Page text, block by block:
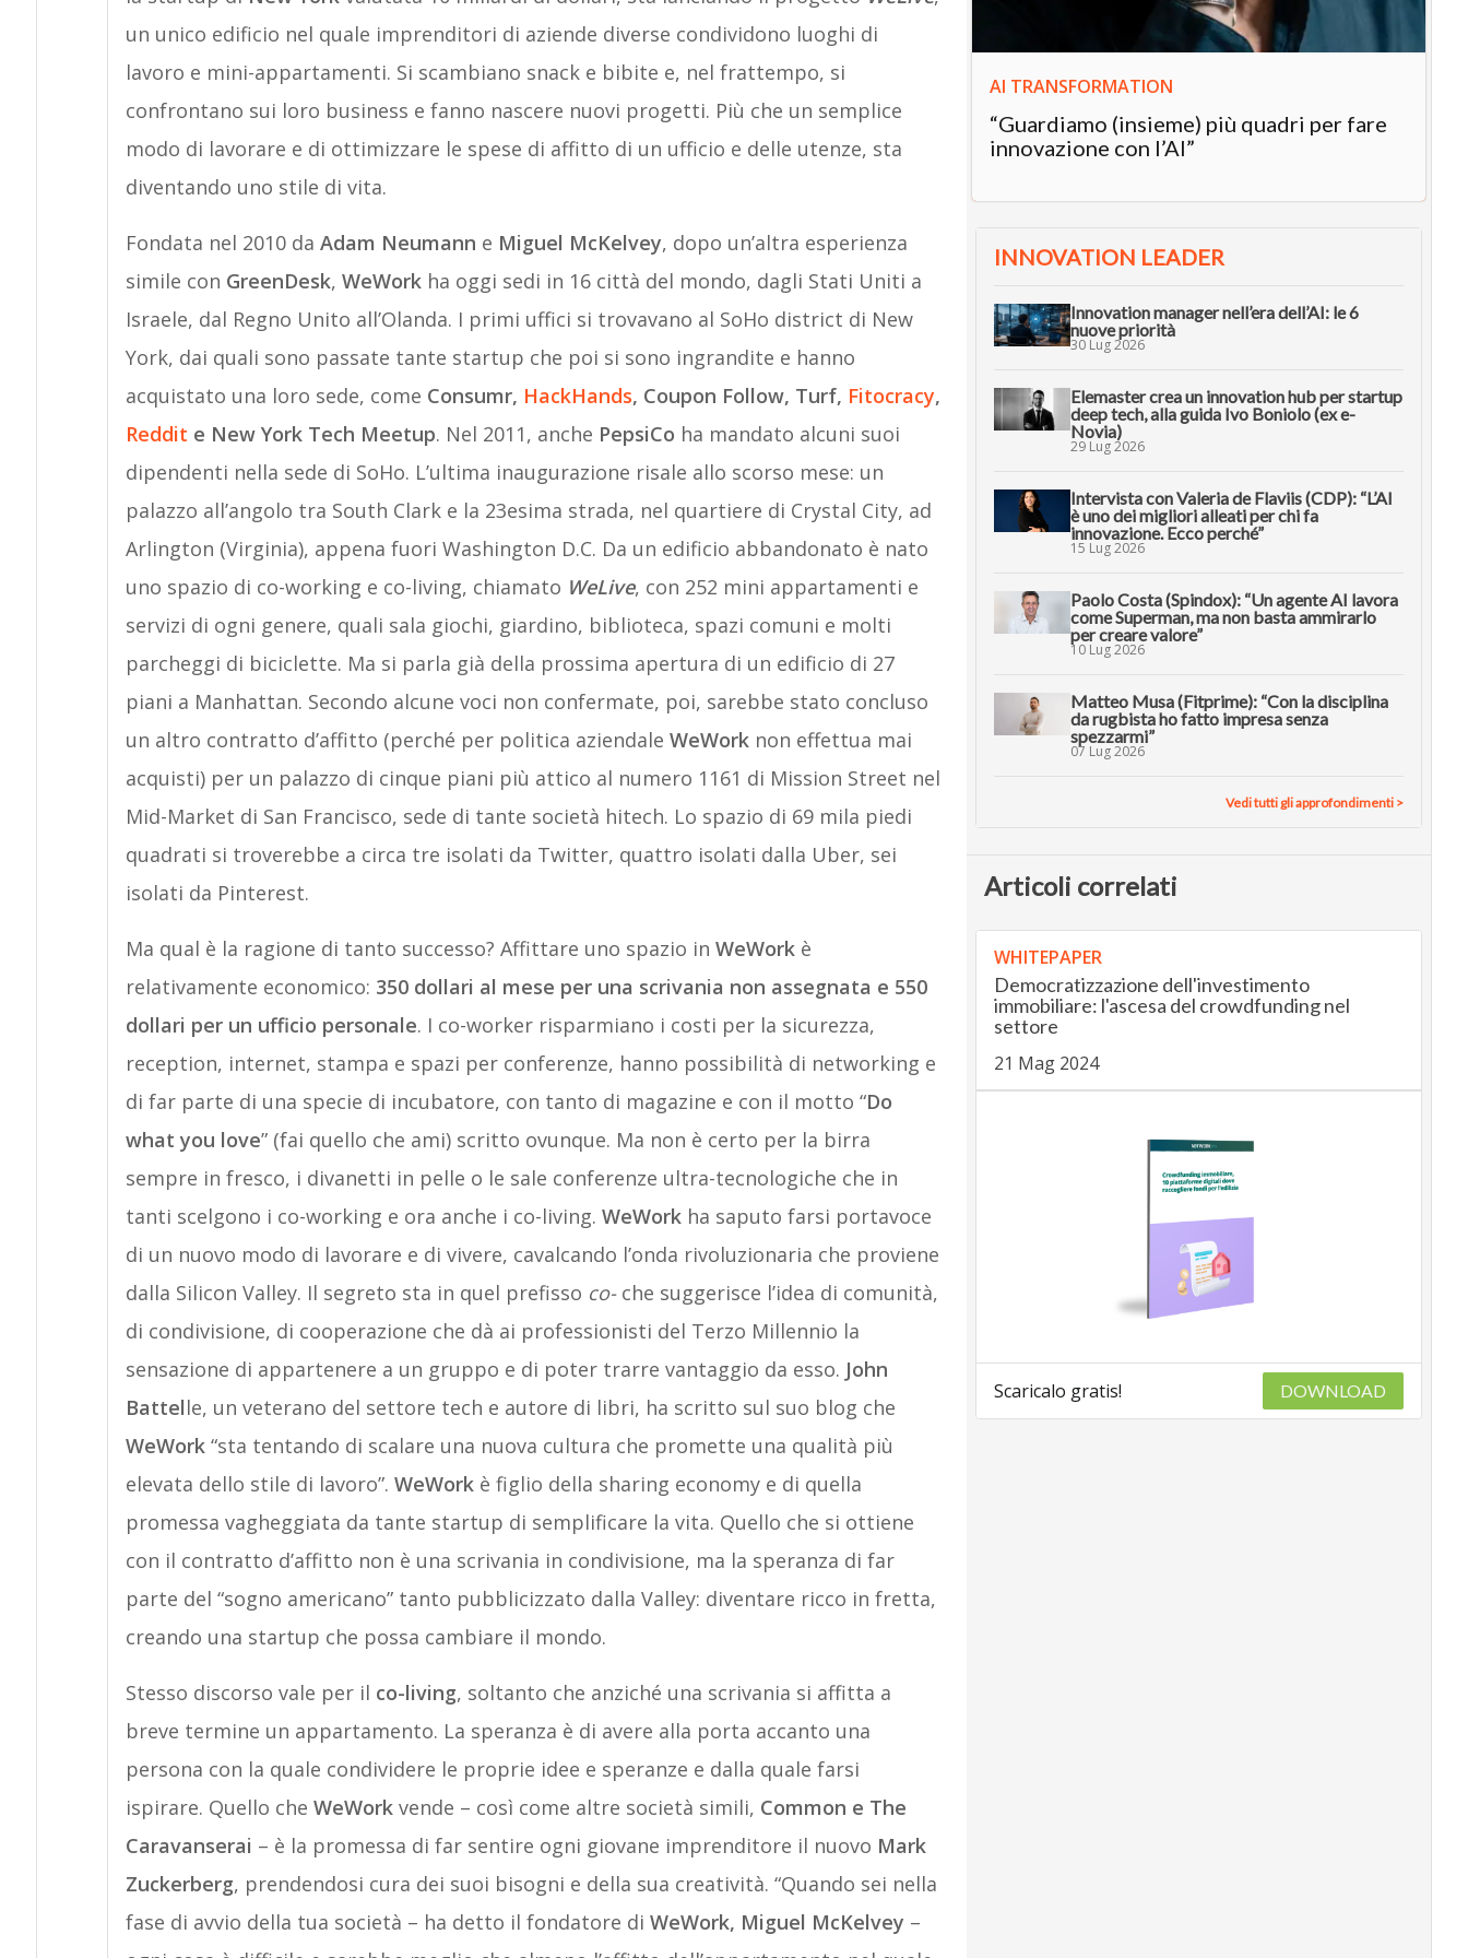
un unico edificio nel quale imprenditori di aziende diverse condividono luoghi di
lavoro e mini-appartamenti. Si scambiano snack e bibite e, nel frattempo, si
confrontano sui loro business e fanno nascere nuovi progetti. Più che un semplice
modo di lavorare e di ottimizzare le spese di affitto di un ufficio e delle utenze, sta
diventando uno stile di vita.
Fondata nel 2010 da Adam Neumann e Miguel McKelvey, dopo un’altra esperienza
simile con GreenDesk, WeWorkha oggi sedi in 16 città del mondo, dagli Stati Uniti a
Israele, dal Regno Unito all’Olanda. I primi uffici si trovavano al SoHo district di New
York, dai quali sono passate tante startup che poi si sono ingrandite e hanno
acquistato una loro sede, come Consumr, HackHands, Coupon Follow, Turf, Fitocracy,
Reddit e New York Tech Meetup. Nel 2011, anche PepsiCo ha mandato alcuni suoi
dipendenti nella sede di SoHo. L’ultima inaugurazione risale allo scorso mese: un
palazzo all’angolo tra South Clark e la 23esima strada, nel quartiere di Crystal City, ad
Arlington (Virginia), appena fuori Washington D.C. Da un edificio abbandonato è nato
uno spazio di co-working e co-living, chiamato WeLive, con 252 mini appartamenti e
servizi di ogni genere, quali sala giochi, giardino, biblioteca, spazi comuni e molti
parcheggi di biciclette. Ma si parla già della prossima apertura di un edificio di 27
piani a Manhattan. Secondo alcune voci non confermate, poi, sarebbe stato concluso
un altro contratto d’affitto (perché per politica aziendale WeWorknon effettua mai
acquisti) per un palazzo di cinque piani più attico al numero 1161 di Mission Street nel
Mid-Market di San Francisco, sede di tante società hitech. Lo spazio di 69 mila piedi
quadrati si troverebbe a circa tre isolati da Twitter, quattro isolati dalla Uber, sei
isolati da Pinterest.
Ma qual è la ragione di tanto successo? Affittare uno spazio in WeWorkè
relativamente economico: 350 dollari al mese per una scrivania non assegnata e 550
dollari per un ufficio personale. I co-worker risparmiano i costi per la sicurezza,
reception, internet, stampa e spazi per conferenze, hanno possibilità di networking e
di far parte di una specie di incubatore, con tanto di magazine e con il motto “Do
what you love” (fai quello che ami) scritto ovunque. Ma non è certo per la birra
sempre in fresco, i divanetti in pelle o le sale conferenze ultra-tecnologiche che in
tanti scelgono i co-working e ora anche i co-living. WeWork ha saputo farsi portavoce
di un nuovo modo di lavorare e di vivere, cavalcando l’onda rivoluzionaria che proviene
dalla Silicon Valley. Il segreto sta in quel prefisso co- che suggerisce l’idea di comunità,
di condivisione, di cooperazione che dà ai professionisti del Terzo Millennio la
sensazione di appartenere a un gruppo e di poter trarre vantaggio da esso. John
Battelle, un veterano del settore tech e autore di libri, ha scritto sul suo blog che
WeWork“sta tentando di scalare una nuova cultura che promette una qualità più
elevata dello stile di lavoro”. WeWorkè figlio della sharing economy e di quella
promessa vagheggiata da tante startup di semplificare la vita. Quello che si ottiene
con il contratto d’affitto non è una scrivania in condivisione, ma la speranza di far
parte del “sogno americano” tanto pubblicizzato dalla Valley: diventare ricco in fretta,
creando una startup che possa cambiare il mondo.
Stesso discorso vale per il co-living, soltanto che anziché una scrivania si affitta a
breve termine un appartamento. La speranza è di avere alla porta accanto una
persona con la quale condividere le proprie idee e speranze e dalla quale farsi
ispirare. Quello che WeWork vende – così come altre società simili, Common e The
Caravanserai – è la promessa di far sentire ogni giovane imprenditore il nuovo Mark
Zuckerberg, prendendosi cura dei suoi bisogni e della sua creatività. “Quando sei nella
fase di avvio della tua società – ha detto il fondatore di WeWork, Miguel McKelvey –
AI TRANSFORMATION
“Guardiamo (insieme) più quadri per fare
innovazione con l’AI”
INNOVATION LEADER
Innovation manager nell’era dell’AI: le 6
nuove priorità
30 Lug 2026
Elemaster crea un innovation hub per startup
deep tech, alla guida Ivo Boniolo (ex e-
Novia)
29 Lug 2026
Intervista con Valeria de Flaviis (CDP): “L’AI
è uno dei migliori alleati per chi fa
innovazione. Ecco perché”
15 Lug 2026
Paolo Costa (Spindox): “Un agente AI lavora
come Superman, ma non basta ammirarlo
per creare valore”
10 Lug 2026
Matteo Musa (Fitprime): “Con la disciplina
da rugbista ho fatto impresa senza
spezzarmi”
07 Lug 2026
Vedi tutti gli approfondimenti >
Articoli correlati
WHITEPAPER
Democratizzazione dell'investimento
immobiliare: l'ascesa del crowdfunding nel
settore
21 Mag 2024
Scaricalo gratis! DOWNLOAD